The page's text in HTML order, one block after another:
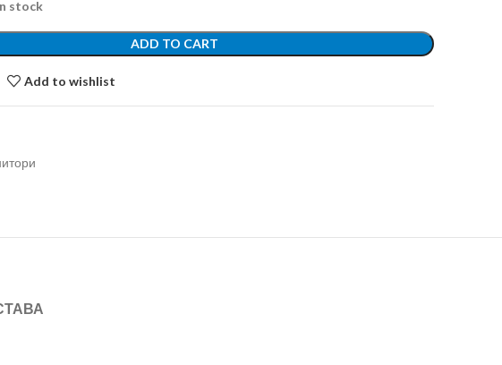
stock
ADD TO CART
Add to wishlist